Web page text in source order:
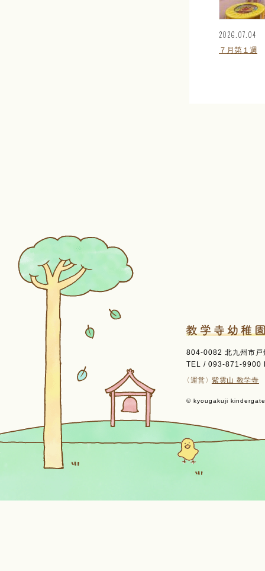
2026.07.04
７月第１週
804-0082 北九州市
TEL / 093-871-9900
〈運営〉紫雲山 教学寺
© kyougakuji